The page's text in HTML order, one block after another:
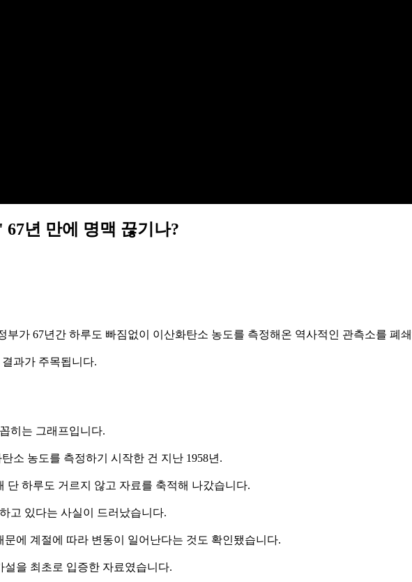
년 만에 명맥 끊기나?
부가 67년간 하루도 빠짐없이 이산화탄소 농도를 측정해온 역사적인 관측소를 폐
과가 주목됩니다.
히는 그래프입니다.
소 농도를 측정하기 시작한 건 지난 1958년.
단 하루도 거르지 않고 자료를 축적해 나갔습니다.
고 있다는 사실이 드러났습니다.
에 계절에 따라 변동이 일어난다는 것도 확인됐습니다.
을 최초로 입증한 자료였습니다.